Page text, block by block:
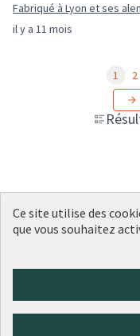
il y a 11 mois
Fabriqué à Lyon et ses
1 2
(Lien externe)
(Lien externe)
(Lien externe)
(Lien(Lien
Ce site utilise des
que vous souhaitez